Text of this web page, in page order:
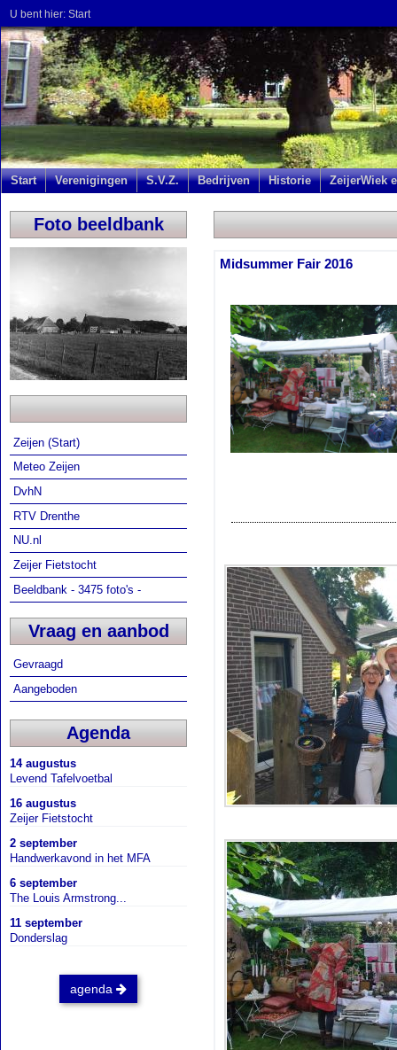
U bent hier: Start
Start Verenigingen S.V.Z. Bedrijven Historie ZeijerWiek
Foto beeldbank
Zeijen (Start)
Meteo Zeijen
DvhN
RTV Drenthe
NU.nl
Zeijer Fietstocht
Beeldbank - 3475 foto's -
Vraag en aanbod
Gevraagd
Aangeboden
Agenda
14 augustus
Levend Tafelvoetbal
16 augustus
Zeijer Fietstocht
2 september
Handwerkavond in het MFA
6 september
The Louis Armstrong...
11 september
Donderslag
agenda
Midsummer Fair 2016